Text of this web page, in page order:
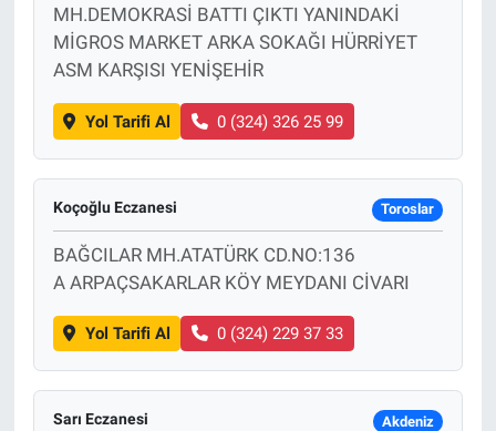
MH.DEMOKRASİ BATTI ÇIKTI YANINDAKİ
MİGROS MARKET ARKA SOKAĞI HÜRRİYET
ASM KARŞISI YENİŞEHİR
Yol Tarifi Al 0 (324) 326 25 99
Koçoğlu Eczanesi Toroslar
BAĞCILAR MH.ATATÜRK CD.NO:136
A ARPAÇSAKARLAR KÖY MEYDANI CİVARI
Yol Tarifi Al 0 (324) 229 37 33
Sarı Eczanesi Akdeniz